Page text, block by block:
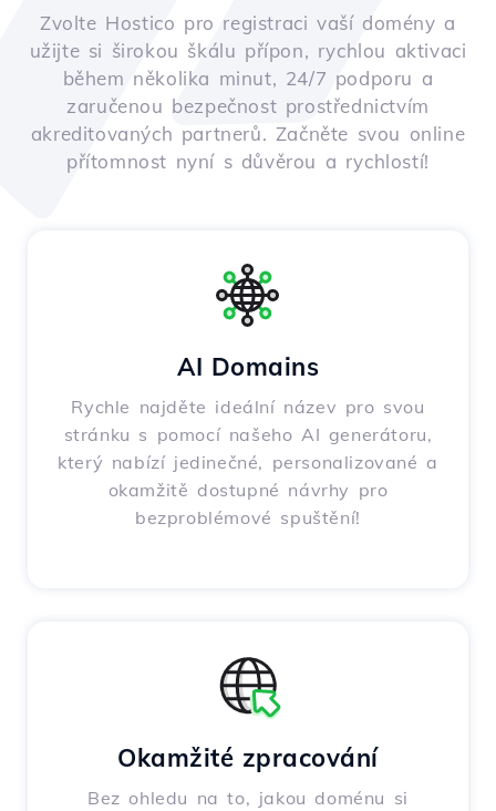
Zvolte Hostico pro registraci vaší domény a
užijte si širokou škálu přípon, rychlou aktivaci
během několika minut, 24/7 podporu a
zaručenou bezpečnost prostřednictvím
akreditovaných partnerů. Začněte svou online
přítomnost nyní s důvěrou a rychlostí!
AI Domains
Rychle najděte ideální název pro svou
stránku s pomocí našeho AI generátoru,
který nabízí jedinečné, personalizované a
okamžitě dostupné návrhy pro
bezproblémové spuštění!
Okamžité zpracování
Bez ohledu na to, jakou doménu si